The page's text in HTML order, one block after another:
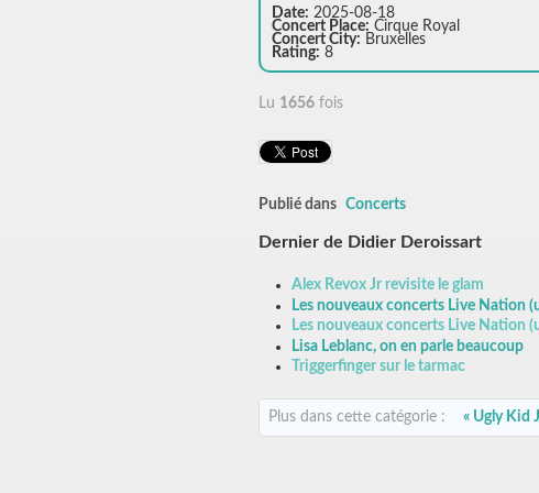
Date: 2025-08-18
Concert Place: Cirque Royal
Concert City: Bruxelles
Rating: 8
Lu 1656 fois
Publié dans Concerts
Dernier de Didier Deroissart
Alex Revox Jr revisite le glam
Les nouveaux concerts Live Nation
Les nouveaux concerts Live Nation
Lisa Leblanc, on en parle beaucoup
Triggerfinger sur le tarmac
Plus dans cette catégorie : « Ugly Kid